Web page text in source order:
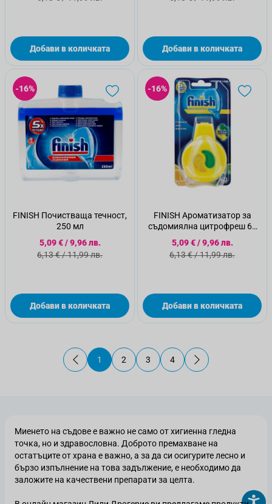
Добави в количката Добави в количката
-16%
FINISH Почистваща течност,
250 мл
Специална цена
5,09 €/9,96 лв.
Стандартна цена
6,13 €/11,99 лв.
Добави в количката
-16%
FINISH Ароматизатор за
съдомиялна цитрофреш 60
измивания
Специална цена
5,09 €/9,96 лв.
Стандартна цена
6,13 €/11,99 лв.
Добави в количката
В момента четете страница
1
Страница
2
Страница
3
Страница
4
Миенето на съдове е важно не само от хигиенна гледна
точка, но и здравословна. Доброто премахване на
остатъците от храна е важно, а за да си осигурите лесно и
бързо изпълнение на това задължение, е необходимо да
заложите на качествени препарати за целта.